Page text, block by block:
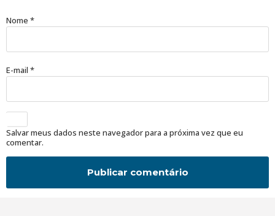
Nome *
E-mail *
Salvar meus dados neste navegador para a próxima vez que eu
comentar.